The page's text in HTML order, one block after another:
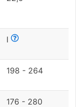
I
198 - 264
176 - 280